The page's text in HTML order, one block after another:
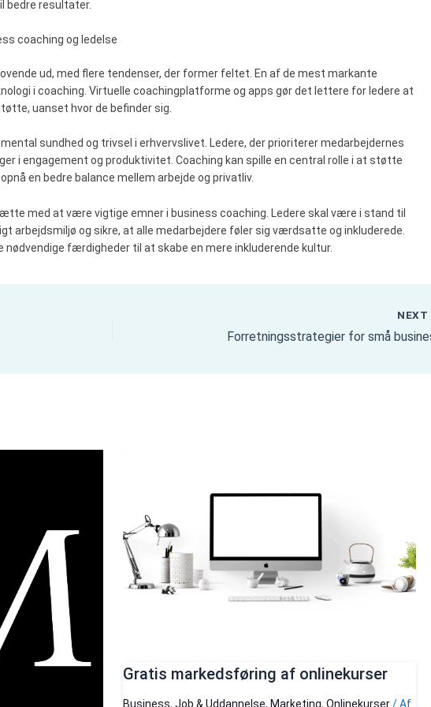
bedre resultater.
coaching og ledelse
ud, med flere tendenser, der former feltet. En af de mest markante
i coaching. Virtuelle coachingplatforme og apps gør det lettere for ledere at
uanset hvor de befinder sig.
sundhed og trivsel i erhvervslivet. Ledere, der prioriterer medarbejdernes
i engagement og produktivitet. Coaching kan spille en central rolle i at støtte
en bedre balance mellem arbejde og privatliv.
med at være vigtige emner i business coaching. Ledere skal være i stand til
arbejdsmiljø og sikre, at alle medarbejdere føler sig værdsatte og inkluderede.
nødvendige færdigheder til at skabe en mere inkluderende kultur.
NEXT
Forretningsstrategier for små
Gratis markedsføring af onlinekurser
Business, Job & Uddannelse, Marketing, Onlinekurser/ Af